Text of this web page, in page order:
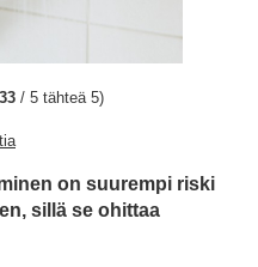
/ 5 tähteä 5)
on suurempi riski
sillä se ohittaa